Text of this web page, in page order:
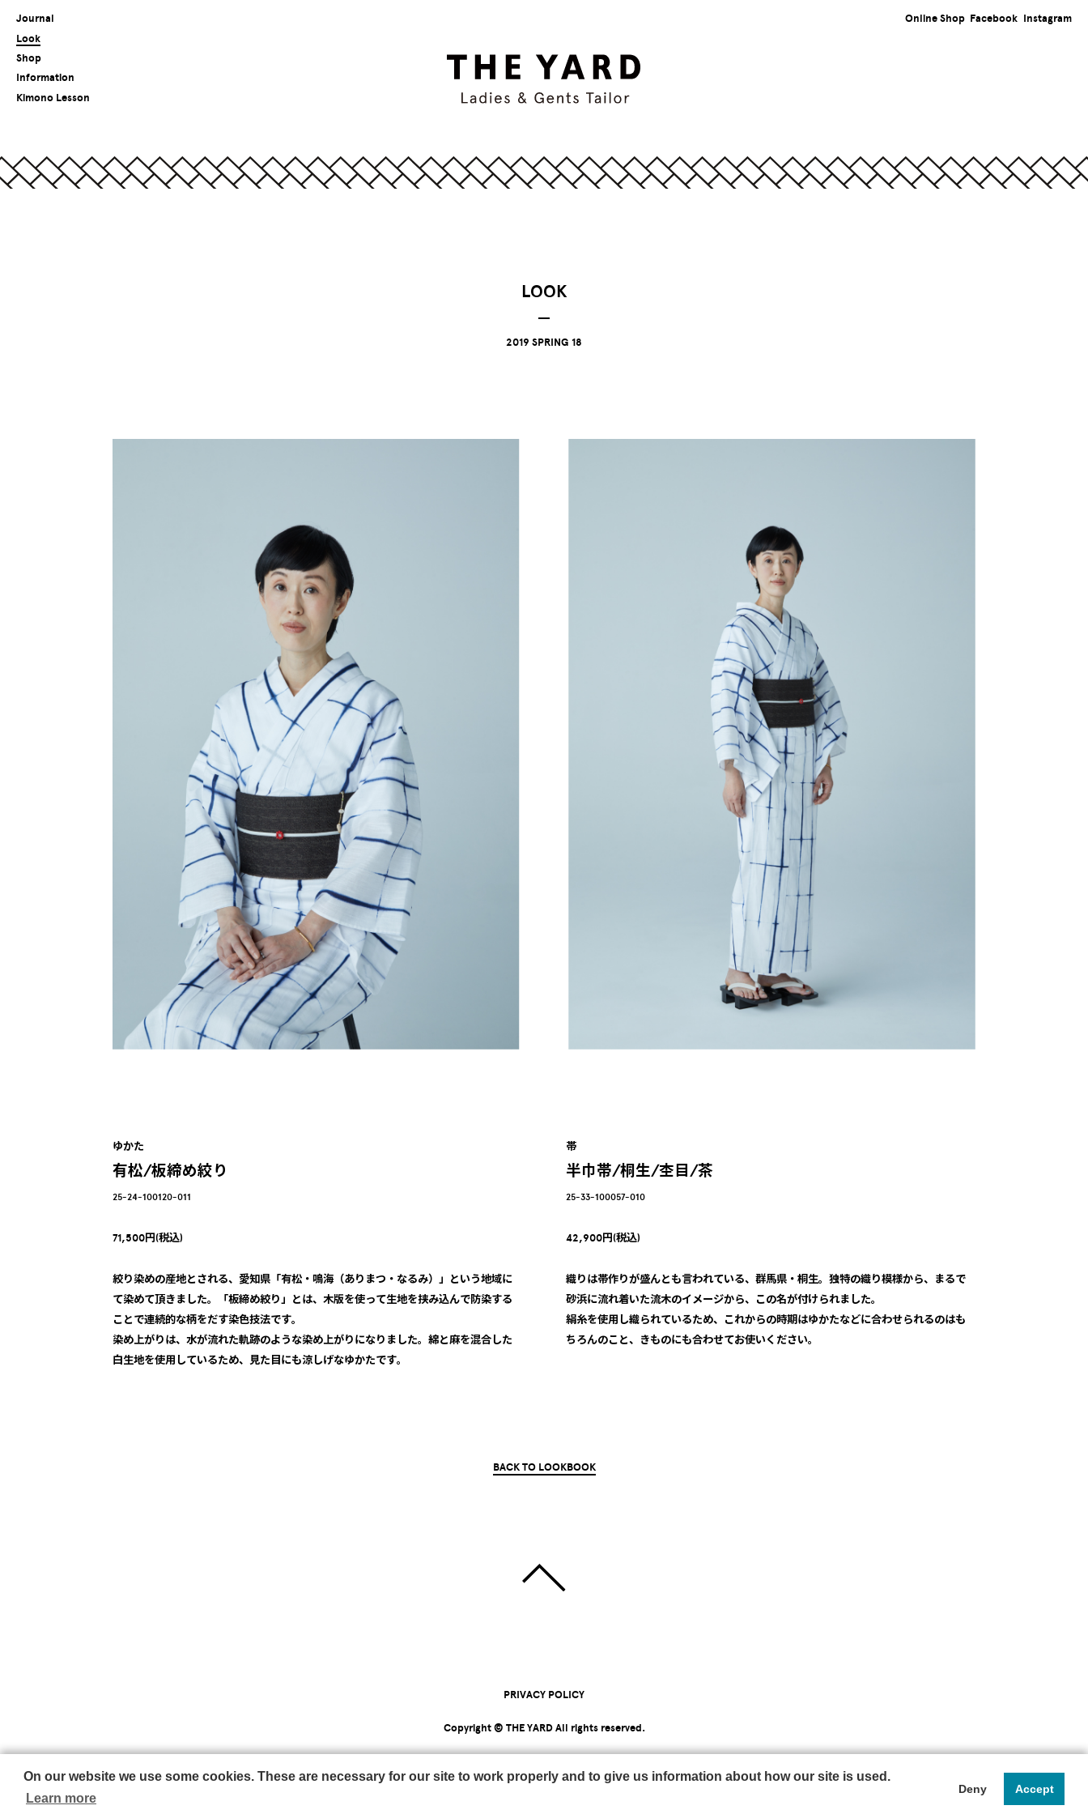
Journal
Look
Shop
Information
Kimono Lesson
Online Shop Facebook Instagram
LOOK
2019 SPRING 18
ゆかた
有松/板締め絞り
25-24-100120-011
71,500円(税込)
絞り染めの産地とされる、愛知県「有松・鳴海（ありまつ・なるみ）」という地域に
て染めて頂きました。「板締め絞り」とは、木版を使って生地を挟み込んで防染する
ことで連続的な柄をだす染色技法です。
染め上がりは、水が流れた軌跡のような染め上がりになりました。綿と麻を混合した
白生地を使用しているため、見た目にも涼しげなゆかたです。
帯
半巾帯/桐生/杢目/茶
25-33-100057-010
42,900円(税込)
織りは帯作りが盛んとも言われている、群馬県・桐生。独特の織り模様から、まるで
砂浜に流れ着いた流木のイメージから、この名が付けられました。
絹糸を使用し織られているため、これからの時期はゆかたなどに合わせられるのはも
ちろんのこと、きものにも合わせてお使いください。
BACK TO LOOKBOOK
PRIVACY POLICY
Copyright © THE YARD All rights reserved.
On our website we use some cookies. These are necessary for our site to work properly and to give us information about how our site is used.
Learn more
Deny Accept